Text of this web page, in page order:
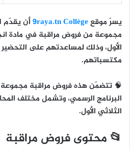
يسرّ موقع9raya.tn Collègeأن يقدّم
مجموعة منفروض مراقبة في مادة
الأول، وذلك لمساعدتهم على التحضير
مكتسباتهم.
🧠 تتضمّن هذه فروض مراقبة مجموعة
البرنامج الرسمي، وتشمل مختلف
الثلاثي الأول.
📂 محتوى فروض مراقبة